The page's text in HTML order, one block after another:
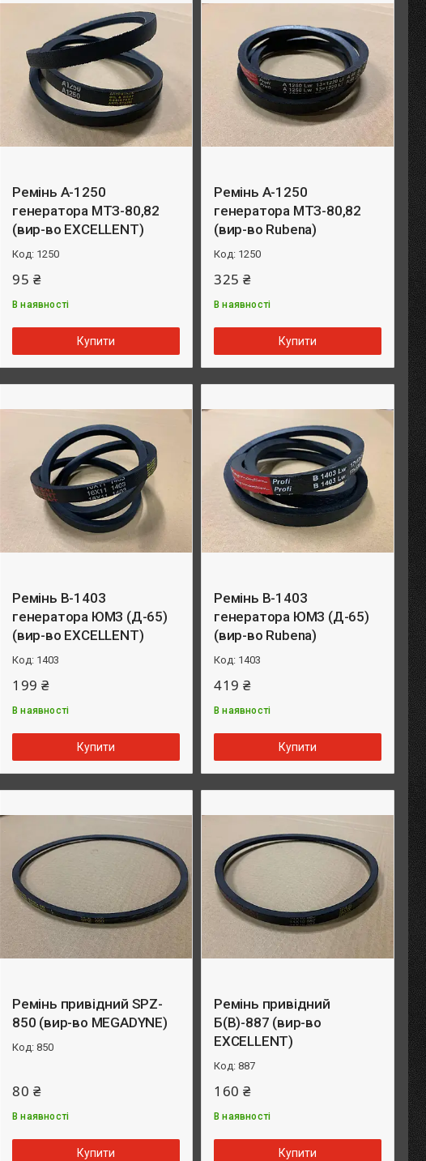
Ремінь А-1250
генератора МТЗ-80,82
(вир-во EXCELLENT)
1250
95 ₴
В наявності
Купити
Ремінь А-1250
генератора МТЗ-80,82
(вир-во Rubena)
1250
325 ₴
В наявності
Купити
Ремінь B-1403
генератора ЮМЗ (Д-65)
(вир-во EXCELLENT)
1403
199 ₴
В наявності
Купити
Ремінь B-1403
генератора ЮМЗ (Д-65)
(вир-во Rubena)
1403
419 ₴
В наявності
Купити
Ремінь привідний SPZ-
850 (вир-во MEGADYNE)
850
80 ₴
В наявності
Купити
Ремінь привідний
Б(B)-887 (вир-во
EXCELLENT)
887
160 ₴
В наявності
Купити